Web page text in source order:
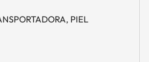
PIEL